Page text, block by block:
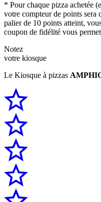
* Pour chaque pizza achetée
votre compteur de points sera
palier de 10 points atteint,
coupon de fidélité vous
Notez
votre kiosque
Le Kiosque à pizzas